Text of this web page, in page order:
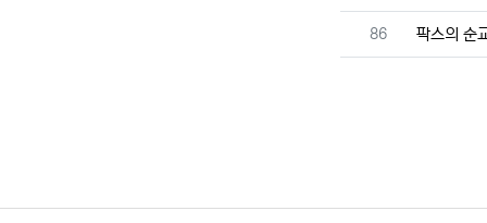
번호
86 팍스의 순